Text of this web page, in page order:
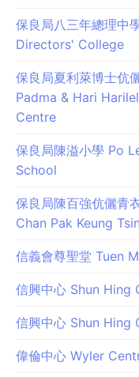
保良局八三年總理中
Directors' College
保良局夏利萊博士伉
Padma & Hari
Centre
保良局陳溢小學 Po
School
保良局陳百強伉儷青
Chan Pak Keung
信義會尊聖堂 Tuen
信興中心 Shun Hing
信興中心 Shun Hing
偉倫中心 Wyler